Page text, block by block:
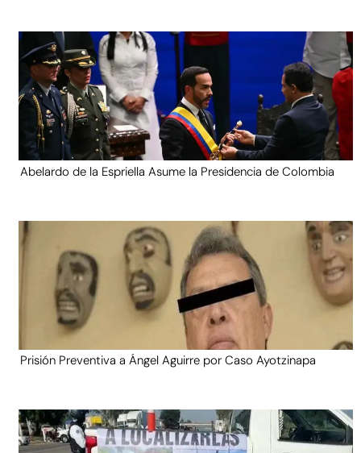
Abelardo de la Espriella Asume la Presidencia de Colombia
Prisión Preventiva a Ángel Aguirre por Caso Ayotzinapa